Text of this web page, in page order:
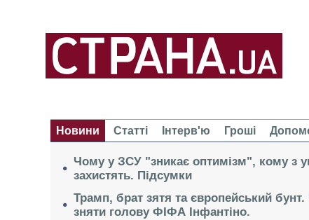
Новини Статті Інтерв'ю Гроші
Чому у ЗСУ "зникає оптимізм", кому з
захистять. Підсумки
Трамп, брат зятя та європейський
зняти голову ФІФА Інфантіно.